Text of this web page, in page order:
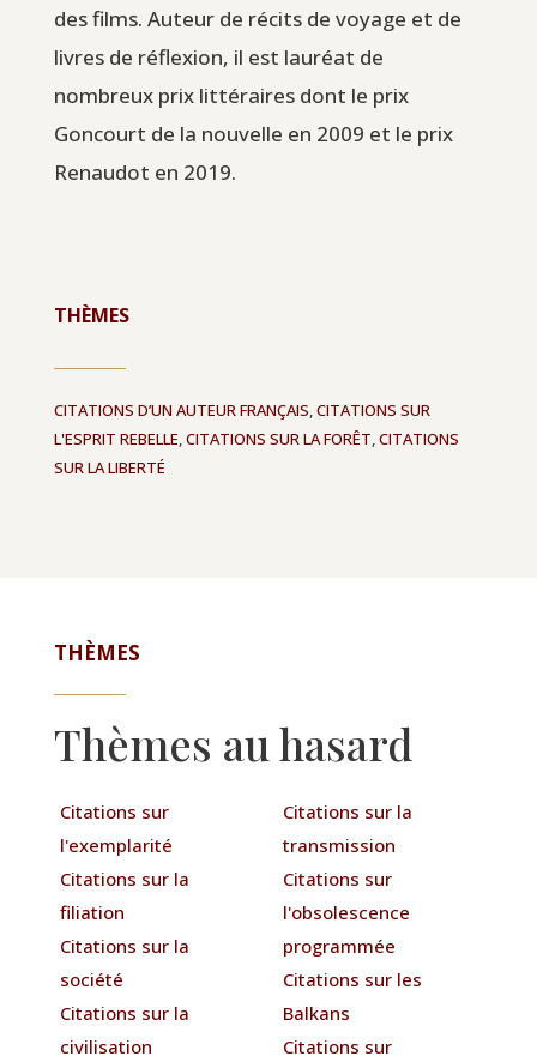
des films. Auteur de récits de voyage et de
livres de réflexion, il est lauréat de
nombreux prix littéraires dont le prix
Goncourt de la nouvelle en 2009 et le prix
Renaudot en 2019.
THÈMES
CITATIONS D’UN AUTEUR FRANÇAIS,CITATIONS SUR
L'ESPRIT REBELLE,CITATIONS SUR LA FORÊT,CITATIONS
SUR LA LIBERTÉ
THÈMES
Thèmes au hasard
Citations sur
l'exemplarité
Citations sur la
filiation
Citations sur la
société
Citations sur la
civilisation
Citations sur la
transmission
Citations sur
l'obsolescence
programmée
Citations sur les
Balkans
Citations sur